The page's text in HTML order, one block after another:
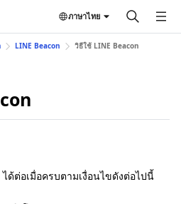
ภาษาไทย
LINE Beacon วิธีใช้ LINE Beacon
ด้ต่อเมื่อครบตามเงื่อนไขดังต่อไปนี้